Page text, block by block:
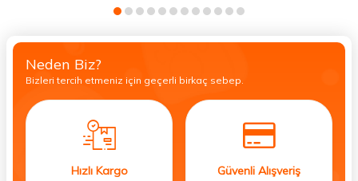
Neden Biz?
Bizleri tercih etmeniz için geçerli birkaç sebep.
Hızlı Kargo Güvenli Alışveriş